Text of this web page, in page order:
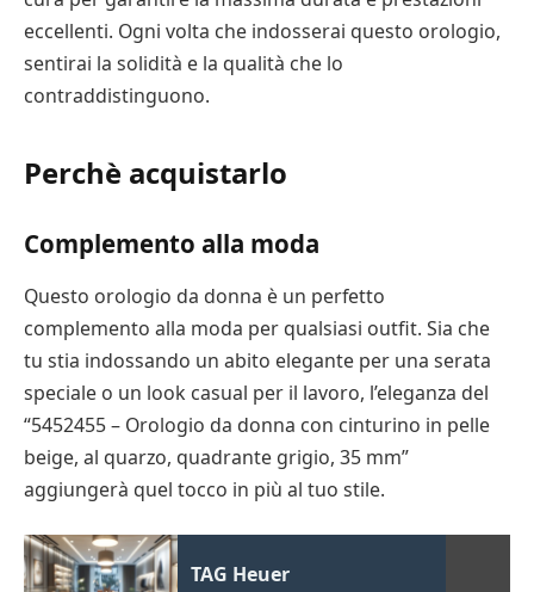
eccellenti. Ogni volta che indosserai questo orologio,
sentirai la solidità e la qualità che lo
contraddistinguono.
Perchè acquistarlo
Complemento alla moda
Questo orologio da donna è un perfetto
complemento alla moda per qualsiasi outfit. Sia che
tu stia indossando un abito elegante per una serata
speciale o un look casual per il lavoro, l’eleganza del
“5452455 – Orologio da donna con cinturino in pelle
beige, al quarzo, quadrante grigio, 35 mm”
aggiungerà quel tocco in più al tuo stile.
TAG Heuer